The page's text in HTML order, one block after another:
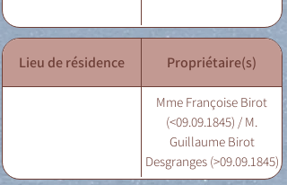
Lieu de résidence Propriétaire(s)
Mme Françoise Birot
(<09.09.1845) / M.
Guillaume Birot
Desgranges (>09.09.1845)